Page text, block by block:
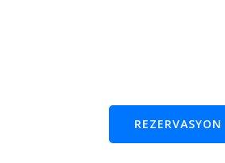
REZERVASYON